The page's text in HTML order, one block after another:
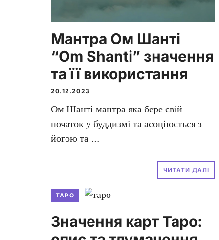
Мантра Ом Шанті
“Om Shanti” значення
та її використання
20.12.2023
Ом Шанті мантра яка бере свій
початок у буддизмі та асоціюється з
йогою та …
ЧИТАТИ ДАЛІ
ТАРО
Значення карт Таро: